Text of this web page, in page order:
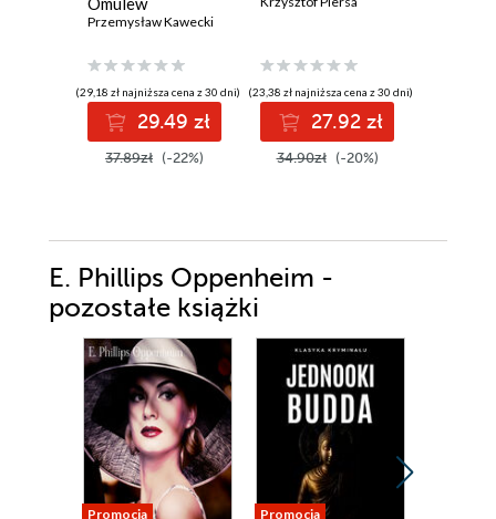
Przemysław Kawecki
(29,18 zł najniższa cena z 30 dni)
29.49 zł
37.89zł (-22%)
(23,38 zł najniższa cena z 30 dni)
27.92 zł
34.90zł (-20%)
E. Phillips Oppenheim -
pozostałe książki
Promocja Promocja